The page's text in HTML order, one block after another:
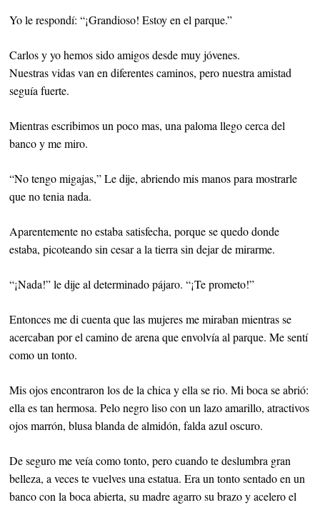
Yo le respondí: “¡Grandioso! Estoy en el parque.”
Carlos y yo hemos sido amigos desde muy jóvenes.
Nuestras vidas van en diferentes caminos, pero nuestra amistad
seguía fuerte.
Mientras escribimos un poco mas, una paloma llego cerca del
banco y me miro.
“No tengo migajas,” Le dije, abriendo mis manos para mostrarle
que no tenia nada.
Aparentemente no estaba satisfecha, porque se quedo donde
estaba, picoteando sin cesar a la tierra sin dejar de mirarme.
“¡Nada!” le dije al determinado pájaro. “¡Te prometo!”
Entonces me di cuenta que las mujeres me miraban mientras se
acercaban por el camino de arena que envolvía al parque. Me sentí
como un tonto.
Mis ojos encontraron los de la chica y ella se rio. Mi boca se abrió:
ella es tan hermosa. Pelo negro liso con un lazo amarillo, atractivos
ojos marrón, blusa blanda de almidón, falda azul oscuro.
De seguro me veía como tonto, pero cuando te deslumbra gran
belleza, a veces te vuelves una estatua. Era un tonto sentado en un
banco con la boca abierta, su madre agarro su brazo y acelero el